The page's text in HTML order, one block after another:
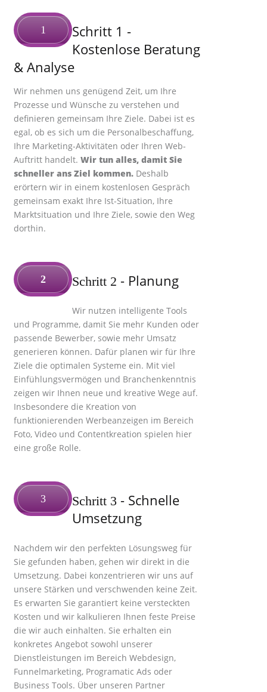
1 Schritt 1 -
Kostenlose Beratung
& Analyse
Wir nehmen uns genügend Zeit, um Ihre
Prozesse und Wünsche zu verstehen und
definieren gemeinsam Ihre Ziele. Dabei ist es
egal, ob es sich um die Personalbeschaffung,
Ihre Marketing-Aktivitäten oder Ihren Web-
Auftritt handelt. Wir tun alles, damit Sie
schneller ans Ziel kommen. Deshalb
erörtern wir in einem kostenlosen Gespräch
gemeinsam exakt Ihre Ist-Situation, Ihre
Marktsituation und Ihre Ziele, sowie den Weg
dorthin.
2 Schritt 2 - Planung
Wir nutzen intelligente Tools
und Programme, damit Sie mehr Kunden oder
passende Bewerber, sowie mehr Umsatz
generieren können. Dafür planen wir für Ihre
Ziele die optimalen Systeme ein. Mit viel
Einfühlungsvermögen und Branchenkenntnis
zeigen wir Ihnen neue und kreative Wege auf.
Insbesondere die Kreation von
funktionierenden Werbeanzeigen im Bereich
Foto, Video und Contentkreation spielen hier
eine große Rolle.
3 Schritt 3 - Schnelle
Umsetzung
Nachdem wir den perfekten Lösungsweg für
Sie gefunden haben, gehen wir direkt in die
Umsetzung. Dabei konzentrieren wir uns auf
unsere Stärken und verschwenden keine Zeit.
Es erwarten Sie garantiert keine versteckten
Kosten und wir kalkulieren Ihnen feste Preise
die wir auch einhalten. Sie erhalten ein
konkretes Angebot sowohl unserer
Dienstleistungen im Bereich Webdesign,
Funnelmarketing, Programatic Ads oder
Business Tools. Über unseren Partner